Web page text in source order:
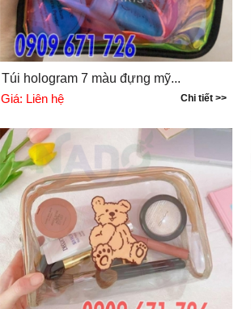
Túi hologram 7 màu đựng mỹ...
Chi tiết >>
Giá: Liên hệ